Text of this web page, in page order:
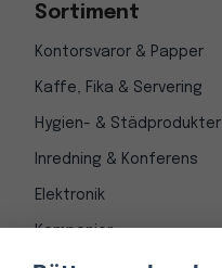
Sortiment
Kontorsvaror & Papper
Kaffe, Fika & Servering
Hygien- & Städprodukter
Inredning & Konferens
Elektronik
Kampanjer